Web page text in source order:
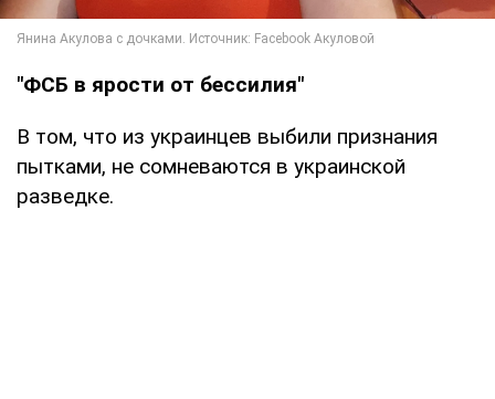
"ФСБ в ярости от бессилия"
В том, что из украинцев выбили признания
пытками, не сомневаются в украинской
разведке.